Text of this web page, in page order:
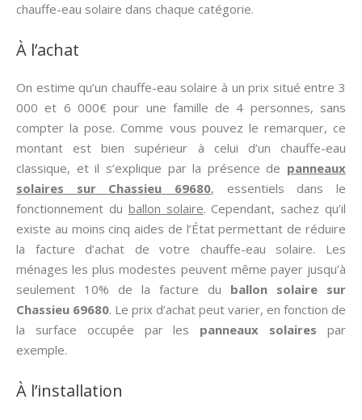
chauffe-eau solaire dans chaque catégorie.
À l’achat
On estime qu’un chauffe-eau solaire à un prix situé entre 3
000 et 6 000€ pour une famille de 4 personnes, sans
compter la pose. Comme vous pouvez le remarquer, ce
montant est bien supérieur à celui d’un chauffe-eau
classique, et il s’explique par la présence de panneaux
solaires sur Chassieu 69680, essentiels dans le
fonctionnement du ballon solaire. Cependant, sachez qu’il
existe au moins cinq aides de l’État permettant de réduire
la facture d’achat de votre chauffe-eau solaire. Les
ménages les plus modestes peuvent même payer jusqu’à
seulement 10% de la facture du ballon solaire sur
Chassieu 69680. Le prix d’achat peut varier, en fonction de
la surface occupée par les panneaux solaires par
exemple.
À l’installation